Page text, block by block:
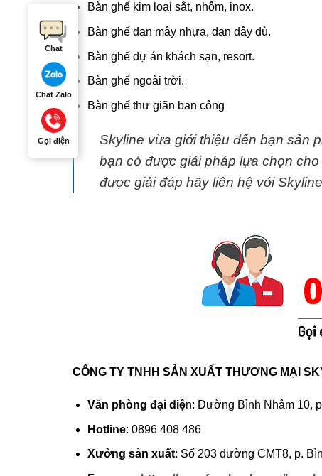
Bàn ghế kim loại sắt, nhôm, inox.
Bàn ghế đan mây nhựa, đan dây dù.
Bàn ghế dự án khách sạn, resort.
Bàn ghế ngoài trời.
Bàn ghế thư giãn ban công
Skyline vừa giới thiệu đến bạn sản
bạn có được giải pháp lựa chọn
được giải đáp hãy liên hệ với
CÔNG TY TNHH SẢN XUẤT THƯƠNG MẠI
Văn phòng đại diện: Đường Bình Nhâm 10,
Hotline: 0896 408 486
Xưởng sản xuất: Số 203 đường CMT8, p.
Chat
Chat Zalo
Gọi điện